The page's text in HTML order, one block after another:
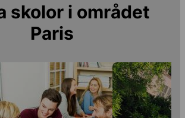
skolor i området
Paris